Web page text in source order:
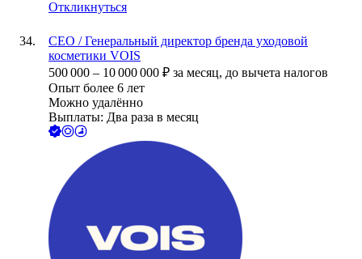
Откликнуться
CEO / Генеральный директор бренда уходовой
косметики VOIS
500 000 – 10 000 000 ₽ за месяц, до вычета налогов
Опыт более 6 лет
Можно удалённо
Выплаты: Два раза в месяц